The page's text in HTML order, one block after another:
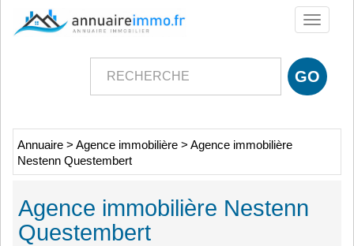
Toggle
Annuaire > Agence immobilière > Agence immobilière
Nestenn Questembert
Agence immobilière Nestenn
Questembert